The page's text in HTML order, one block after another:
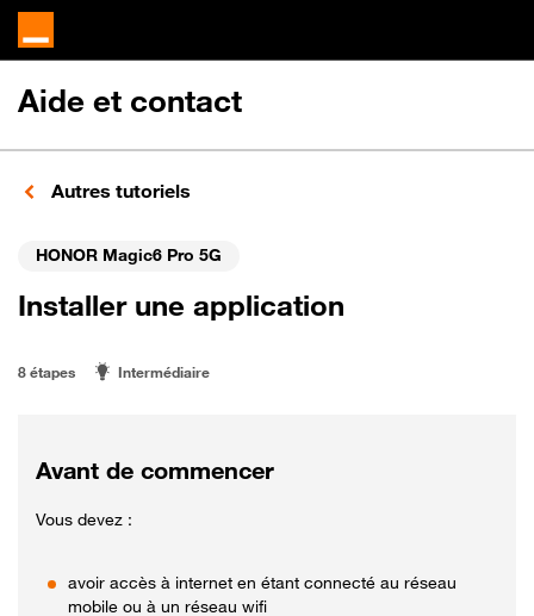
Aide et contact
Autres tutoriels
HONOR Magic6 Pro 5G
Installer une application
8 étapes Intermédiaire
Avant de commencer
Vous devez :
avoir accès à internet en étant connecté au réseau
mobile ou à un réseau wifi